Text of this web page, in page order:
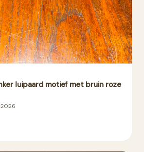
luipaard motief met bruin roze